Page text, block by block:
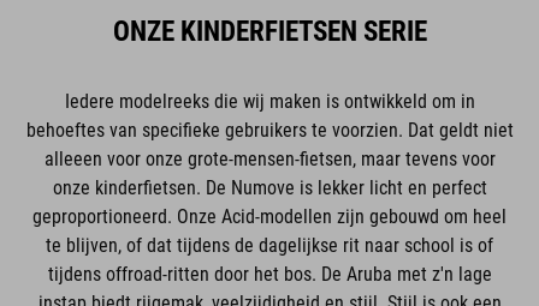
ONZE KINDERFIETSEN SERIE
Iedere modelreeks die wij maken is ontwikkeld om in
behoeftes van specifieke gebruikers te voorzien. Dat geldt niet
alleeen voor onze grote-mensen-fietsen, maar tevens voor
onze kinderfietsen. De Numove is lekker licht en perfect
geproportioneerd. Onze Acid-modellen zijn gebouwd om heel
te blijven, of dat tijdens de dagelijkse rit naar school is of
tijdens offroad-ritten door het bos. De Aruba met z'n lage
instap biedt rijgemak, veelzijdigheid en stijl. Stijl is ook een